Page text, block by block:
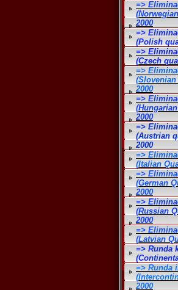
=>
2000
=>
(Polish
=>
(Czech
=>
2000
=>
2000
=>
(Austrian
2000
=>
(Italian
=>
(German
2000
=>
(Russian
2000
=>
(Latvian
=> Runda
=> Runda
2000